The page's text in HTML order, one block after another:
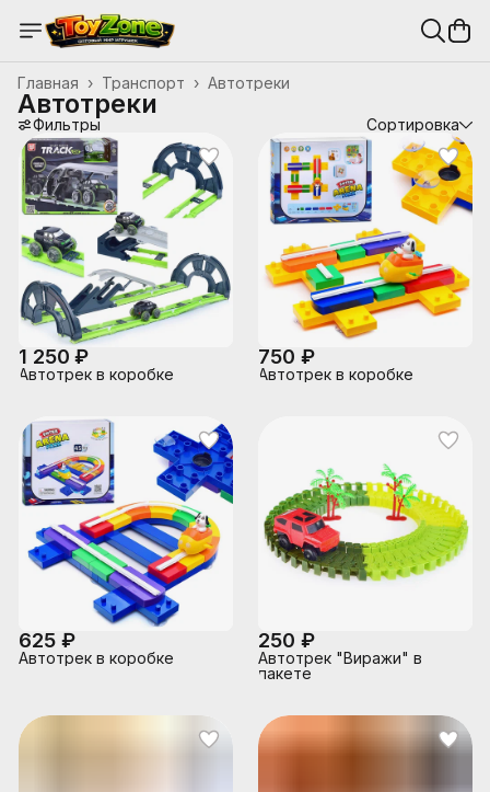
Автотреки
Транспорт ›
Главная ›
Автотреки
Фильтры Сортировка
1 250 ₽
Автотрек в коробке
750 ₽
Автотрек в коробке
625 ₽
Автотрек в коробке
250 ₽
Автотрек "Виражи" в
пакете